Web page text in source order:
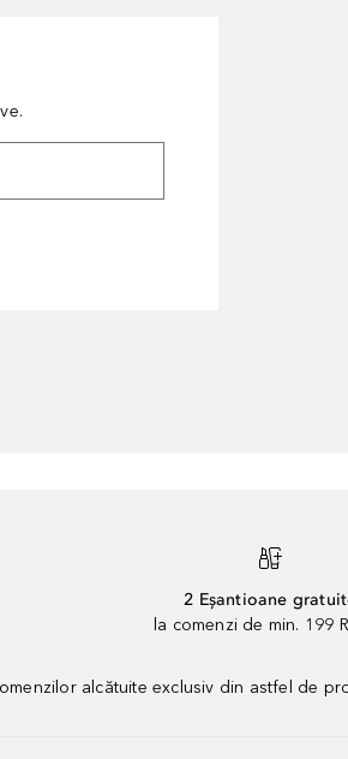
2 Eșantioane
la comenzi de min. 199
alcătuite exclusiv din astfel de